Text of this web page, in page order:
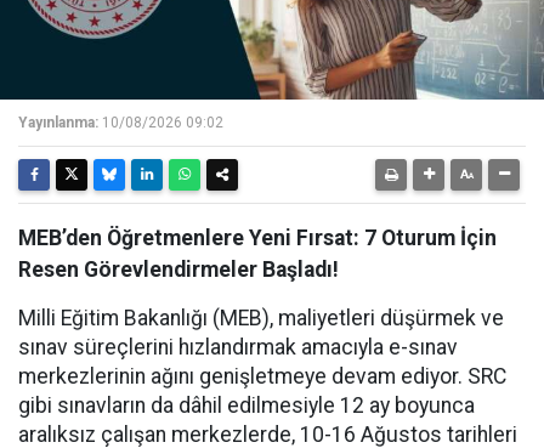
Yayınlanma: 10/08/2026 09:02
MEB’den Öğretmenlere Yeni Fırsat: 7 Oturum İçin
Resen Görevlendirmeler Başladı!
Milli Eğitim Bakanlığı (MEB), maliyetleri düşürmek ve
sınav süreçlerini hızlandırmak amacıyla e-sınav
merkezlerinin ağını genişletmeye devam ediyor. SRC
gibi sınavların da dâhil edilmesiyle 12 ay boyunca
aralıksız çalışan merkezlerde, 10-16 Ağustos tarihleri